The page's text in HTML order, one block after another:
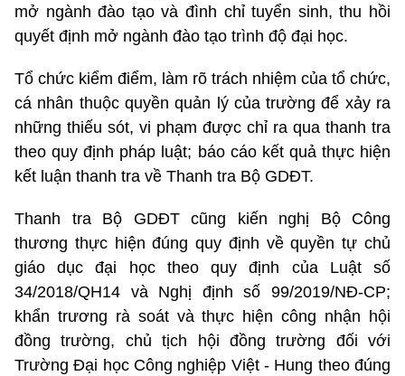
mở ngành đào tạo và đình chỉ tuyển sinh, thu hồi
quyết định mở ngành đào tạo trình độ đại học.
Tổ chức kiểm điểm, làm rõ trách nhiệm của tổ chức,
cá nhân thuộc quyền quản lý của trường để xảy ra
những thiếu sót, vi phạm được chỉ ra qua thanh tra
theo quy định pháp luật; báo cáo kết quả thực hiện
kết luận thanh tra về Thanh tra Bộ GDĐT.
Thanh tra Bộ GDĐT cũng kiến nghị Bộ Công
thương thực hiện đúng quy định về quyền tự chủ
giáo dục đại học theo quy định của Luật số
34/2018/QH14 và Nghị định số 99/2019/NĐ-CP;
khẩn trương rà soát và thực hiện công nhận hội
đồng trường, chủ tịch hội đồng trường đối với
Trường Đại học Công nghiệp Việt - Hung theo đúng